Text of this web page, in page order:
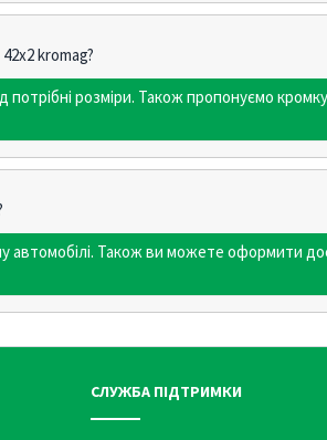
kromag?
потрібні розміри. Також пропонуємо
автомобілі. Також ви можете оформити
СЛУЖБА ПІДТРИМКИ